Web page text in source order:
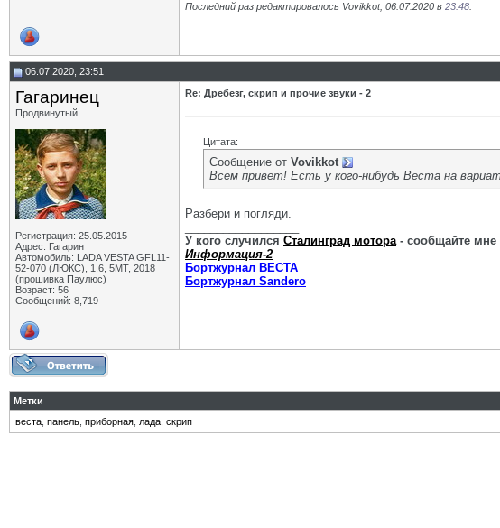
Последний раз редактировалось Vovikkot; 06.07.2020 в 23:48
06.07.2020, 23:51
Гагаринец
Продвинутый
Регистрация: 25.05.2015
Адрес: Гагарин
Автомобиль: LADA VESTA GFL11-
52-070 (ЛЮКС), 1.6, 5МТ, 2018
(прошивка Паулюс)
Возраст: 56
Сообщений: 8,719
Re: Дребезг, скрип и прочие звуки - 2
Цитата:
Сообщение от Vovikkot
Всем привет! Есть у кого-нибудь Веста на
Разбери и погляди.
У кого случился Сталинград мотора- сообщайте мне
Информация-2
Бортжурнал ВЕСТА
Бортжурнал Sandero
Метки
веста панель приборная лада скрип